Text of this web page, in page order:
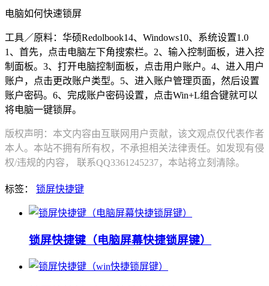
电脑如何快速锁屏
工具／原料：华硕Redolbook14、Windows10、系统设置1.0
1、首先，点击电脑左下角搜索栏。2、输入控制面板，进入控
制面板。3、打开电脑控制面板，点击用户账户。4、进入用户
账户，点击更改账户类型。5、进入账户管理页面，然后设置
账户密码。6、完成账户密码设置，点击Win+L组合键就可以
将电脑一键锁屏。
版权声明：本文内容由互联网用户贡献，该文观点仅代表作者
本人。本站不拥有所有权，不承担相关法律责任。如发现有侵
权/违规的内容， 联系QQ3361245237，本站将立刻清除。
标签： 锁屏快捷键
锁屏快捷键（电脑屏幕快捷锁屏键）